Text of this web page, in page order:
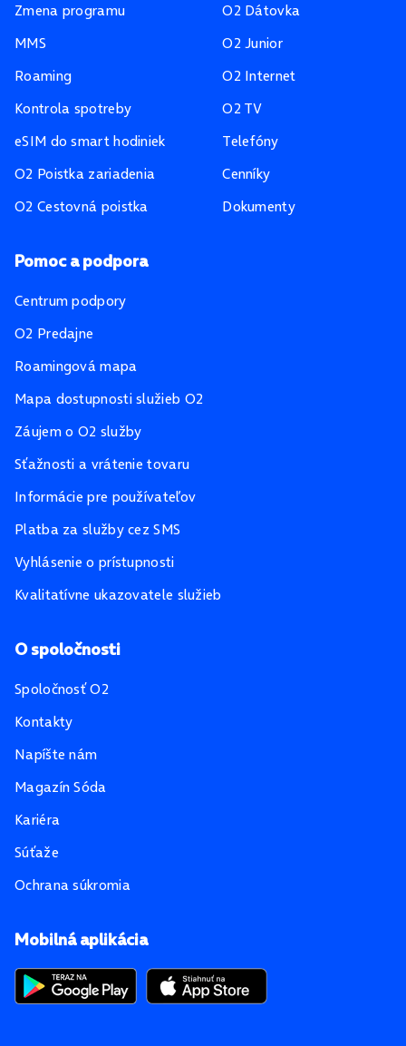
Mobilná aplikácia
Zmena programu
MMS
Roaming
Kontrola spotreby
eSIM do smart hodiniek
O2 Poistka zariadenia
O2 Cestovná poistka
O2 Dátovka
O2 Junior
O2 Internet
O2 TV
Telefóny
Cenníky
Dokumenty
Pomoc a podpora
Centrum podpory
O2 Predajne
Roamingová mapa
Mapa dostupnosti služieb O2
Záujem o O2 služby
Sťažnosti a vrátenie tovaru
Informácie pre používateľov
Platba za služby cez SMS
Vyhlásenie o prístupnosti
Kvalitatívne ukazovatele služieb
O spoločnosti
Spoločnosť O2
Kontakty
Napíšte nám
Magazín Sóda
Kariéra
Súťaže
Ochrana súkromia